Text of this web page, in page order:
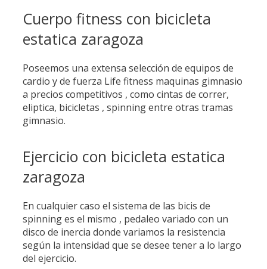
Cuerpo fitness con bicicleta
estatica zaragoza
Poseemos una extensa selección de equipos de
cardio y de fuerza Life fitness maquinas gimnasio
a precios competitivos , como cintas de correr,
eliptica, bicicletas , spinning entre otras tramas
gimnasio.
Ejercicio con bicicleta estatica
zaragoza
En cualquier caso el sistema de las bicis de
spinning es el mismo , pedaleo variado con un
disco de inercia donde variamos la resistencia
según la intensidad que se desee tener a lo largo
del ejercicio.